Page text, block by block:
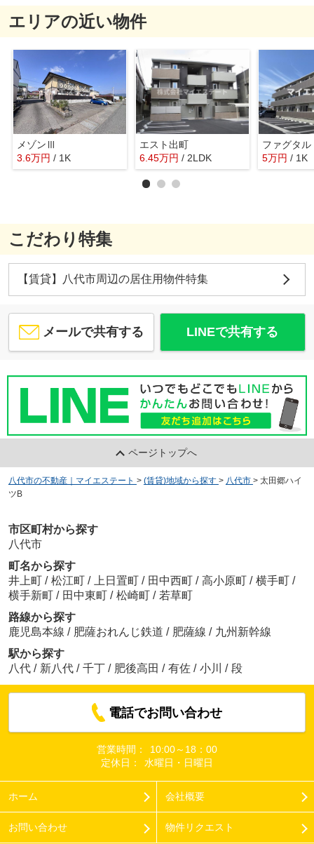
エリアの近い物件
メゾンⅢ
3.6万円 / 1K
エスト出町
6.45万円 / 2LDK
ファグタル
5万円 / 1K
こだわり特集
【賃貸】八代市周辺の居住用物件特集
メールで共有する LINEで共有する
ページトップへ
八代市の不動産｜マイエステート > (賃貸)地域から探す > 八代市 > 太田郷ハイ
ツB
市区町村から探す
八代市
町名から探す
井上町 / 松江町 / 上日置町 / 田中西町 / 高小原町 / 横手町 /
横手新町 / 田中東町 / 松崎町 / 若草町
路線から探す
鹿児島本線 / 肥薩おれんじ鉄道 / 肥薩線 / 九州新幹線
駅から探す
八代 / 新八代 / 千丁 / 肥後高田 / 有佐 / 小川 / 段
電話でお問い合わせ
営業時間：
10:00～18：00
定休日：
水曜日・日曜日
ホーム 会社概要
お問い合わせ 物件リクエスト